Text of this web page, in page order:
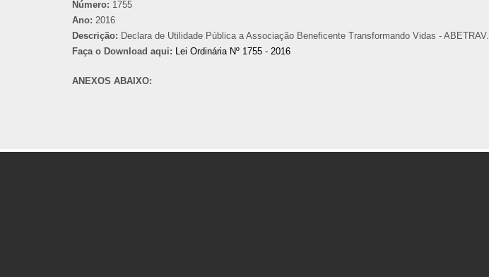
Número: 1755
Ano: 2016
Descrição: Declara de Utilidade Pública a Associação Beneficente Transformando Vidas - ABETRAV.
Faça o Download aqui: Lei Ordinária Nº 1755 - 2016
ANEXOS ABAIXO: